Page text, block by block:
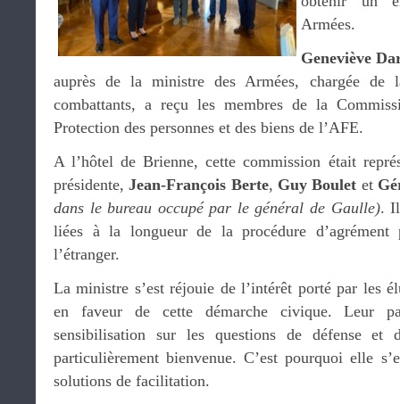
Armées.
Geneviève
auprès de la ministre des Armées, chargée de
combattants, a reçu les membres de la
Protection des personnes et des biens de l’AFE.
A l’hôtel de Brienne, cette commission était
présidente,Jean-François Berte, Guy Boulet et
dans le bureau occupé par le général de Gaulle).
liées à la longueur de la procédure d’agrément
l’étranger.
La ministre s’est réjouie de l’intérêt porté par les
en faveur de cette démarche civique. Leur
sensibilisation sur les questions de défense et
particulièrement bienvenue. C’est pourquoi elle
solutions de facilitation.